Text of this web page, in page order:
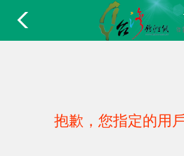
抱歉，您指定的用